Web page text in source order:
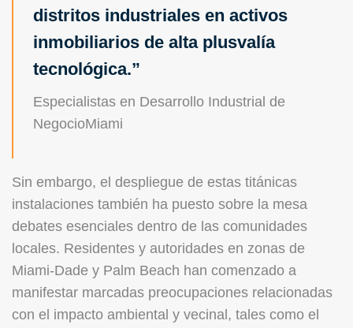
distritos industriales en activos
inmobiliarios de alta plusvalía
tecnológica.
Especialistas en Desarrollo Industrial de
NegocioMiami
Sin embargo, el despliegue de estas titánicas
instalaciones también ha puesto sobre la mesa
debates esenciales dentro de las comunidades
locales. Residentes y autoridades en zonas de
Miami-Dade y Palm Beach han comenzado a
manifestar marcadas preocupaciones relacionadas
con el impacto ambiental y vecinal, tales como el